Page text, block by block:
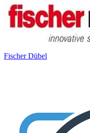
Fischer Dübel